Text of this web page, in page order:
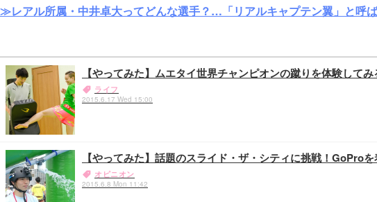
≫レアル所属・中井卓大ってどんな選手？…「リアルキャプテン翼」と呼
【やってみた】ムエタイ世界チャンピオンの蹴りを体験してみ
ライフ
2015.6.17 Wed 15:00
【やってみた】話題のスライド・ザ・シティに挑戦！GoPro
オピニオン
2015.6.8 Mon 11:42